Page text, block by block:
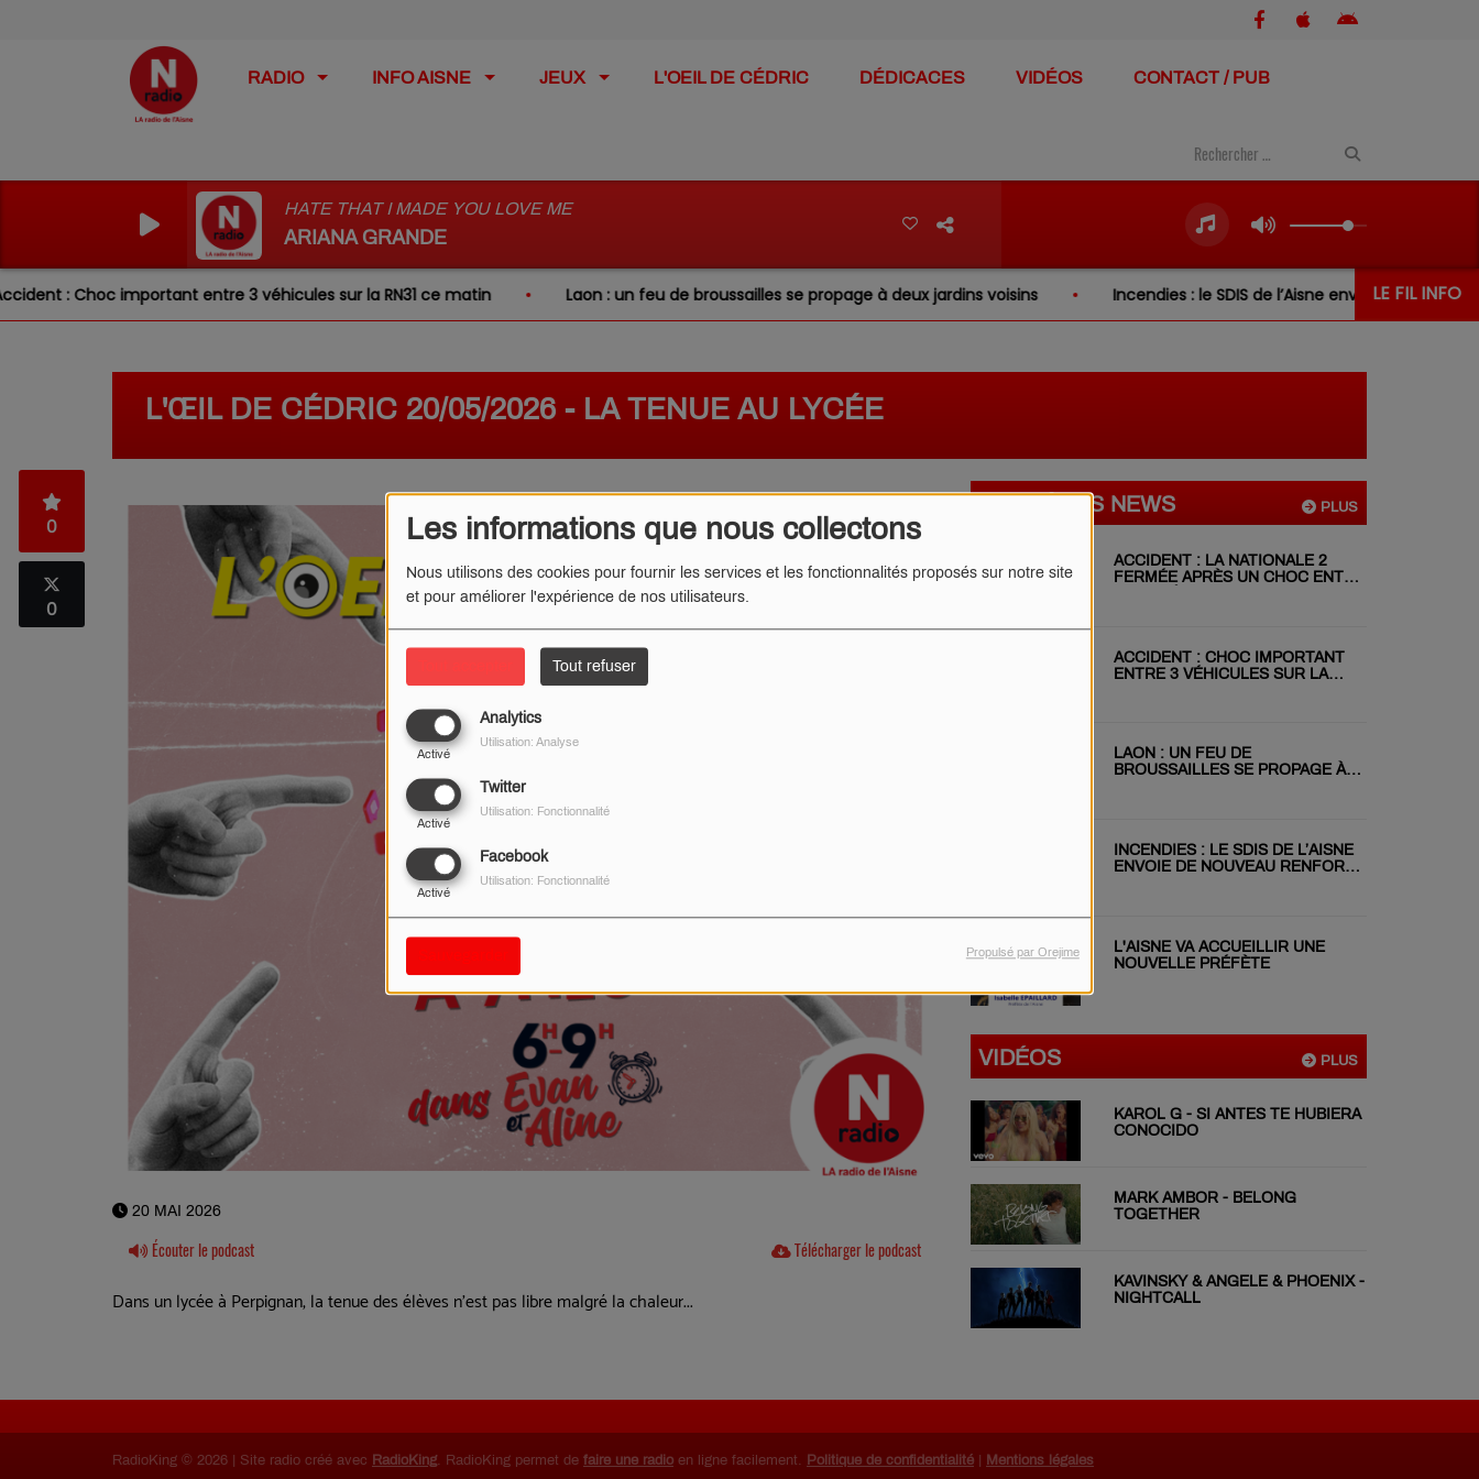
Les informations que nous collectons
Nous utilisons des cookies pour fournir les services et les fonctionnalités proposés sur notre site
et pour améliorer l'expérience de nos utilisateurs.
Tout refuser
Analytics
Activé
Utilisation: Analyse
Twitter
Activé
Utilisation: Fonctionnalité
Facebook
Activé
Utilisation: Fonctionnalité
Propulsé par Orejime
RADIO INFO AISNE JEUX L'OEIL DE CÉDRIC DÉDICACES VIDÉOS CONTACT / PUB
HATE THAT I MADE YOU LOVE ME
ARIANA GRANDE
LE FIL INFO
: Choc important entre 3 véhicules sur la RN31 ce matin Laon : un feu de broussailles se propage à deux jardins voisins Incendies : le SDIS de l’Aisne envoie de nouveau
L'ŒIL DE CÉDRIC 20/05/2026 - LA TENUE AU LYCÉE
0
0
20 MAI 2026
Écouter le podcast Télécharger le podcast
Dans un lycée à Perpignan, la tenue des élèves n'est pas libre malgré la chaleur...
PLUS
DERNIÈRES NEWS
ACCIDENT : LA NATIONALE 2
FERMÉE APRÈS UN CHOC ENTRE
ACCIDENT : CHOC IMPORTANT
ENTRE 3 VÉHICULES SUR LA
LAON : UN FEU DE
BROUSSAILLES SE PROPAGE À
INCENDIES : LE SDIS DE L’AISNE
ENVOIE DE NOUVEAU RENFORT
L'AISNE VA ACCUEILLIR UNE
NOUVELLE PRÉFÈTE
PLUS
VIDÉOS
KAROL G - SI ANTES TE HUBIERA
CONOCIDO
MARK AMBOR - BELONG
TOGETHER
KAVINSKY & ANGELE & PHOENIX -
NIGHTCALL
RadioKing © 2026 | Site radio créé avec RadioKing. RadioKing permet de faire une radio en ligne facilement. Politique de confidentialité Mentions légales